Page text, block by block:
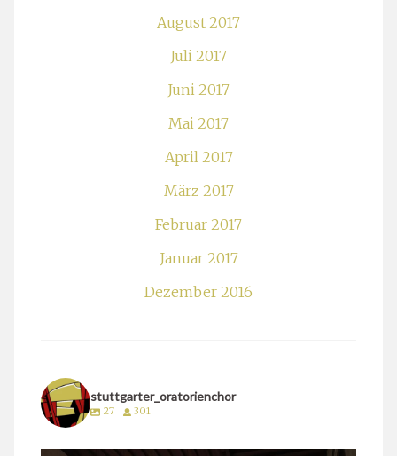
August 2017
Juli 2017
Juni 2017
Mai 2017
April 2017
März 2017
Februar 2017
Januar 2017
Dezember 2016
stuttgarter_oratorienchor
27 301